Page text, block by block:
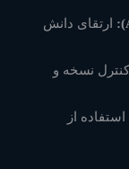
ارتقای دانش
نسخه و
استفاده از